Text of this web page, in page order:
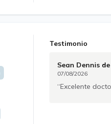
Testimonio
Sean Dennis
07/08/2026
Excelente doctor, tiene una paciencia increíble, me escuchó todo el tiempo,